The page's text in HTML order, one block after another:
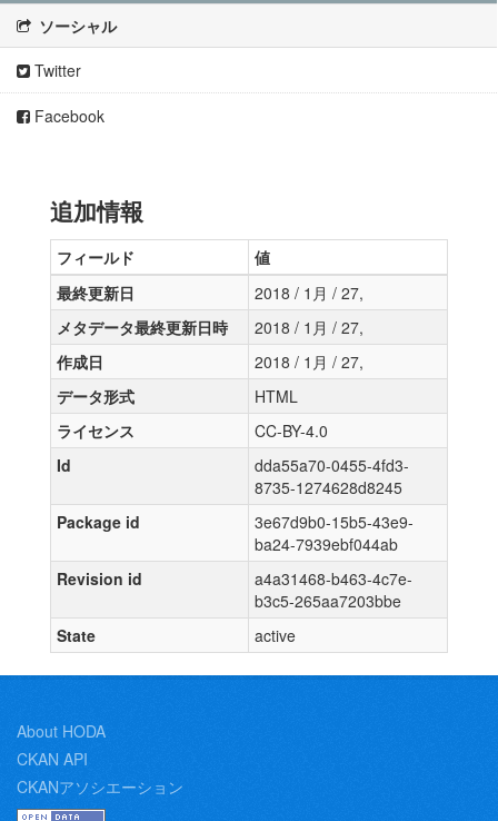
ソーシャル
Twitter
Facebook
追加情報
フィールド
値
最終更新日
2018 / 1月 / 27,
メタデータ最終更新日時
2018 / 1月 / 27,
作成日
2018 / 1月 / 27,
データ形式
HTML
ライセンス
CC-BY-4.0
Id
dda55a70-0455-4fd3-
8735-1274628d8245
Package id
3e67d9b0-15b5-43e9-
ba24-7939ebf044ab
Revision id
a4a31468-b463-4c7e-
b3c5-265aa7203bbe
State
active
About HODA
CKAN API
CKANアソシエーション